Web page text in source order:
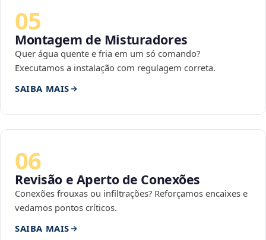
05
Montagem de Misturadores
Quer água quente e fria em um só comando?
Executamos a instalação com regulagem correta.
SAIBA MAIS
06
Revisão e Aperto de Conexões
Conexões frouxas ou infiltrações? Reforçamos encaixes e
vedamos pontos críticos.
SAIBA MAIS